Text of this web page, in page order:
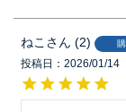
ねこ 2
投稿日
2026/01/14